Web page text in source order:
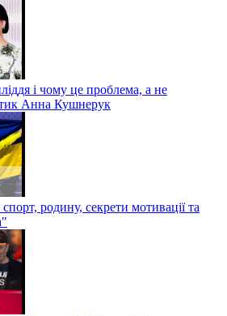
і чому це проблема, а не
Анна Кушнерук
родину, секрети мотивації та